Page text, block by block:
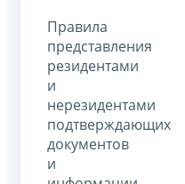
Правила
представления
резидентами
и
нерезидентами
подтверждающих
документов
и